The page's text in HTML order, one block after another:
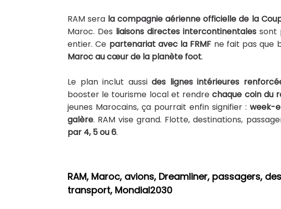
RAM sera la compagnie aérienne officielle de la
Maroc. Des liaisons directes intercontinentalessont
entier. Ce partenariat avec la FRMF ne fait pas que
Maroc au cœur de la planète foot.
Le plan inclut aussi des lignes intérieures
booster le tourisme local et rendrechaque coin du
jeunes Marocains, ça pourrait enfin signifier : week-
galère. RAM vise grand. Flotte, destinations,
par 4, 5 ou 6.
RAM, Maroc, avions, Dreamliner, passagers,
transport, Mondial2030